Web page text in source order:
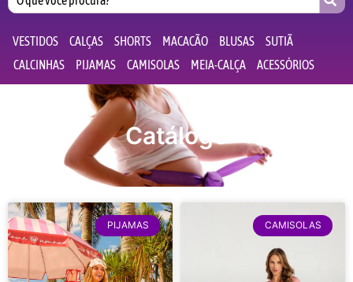
VESTIDOS CALÇAS SHORTS MACACÃO BLUSAS
SUTIÃ
CALCINHAS
PIJAMAS CAMISOLAS MEIA-CALÇA ACESSÓRIOS
Catálogo
PIJAMAS CAMISOLAS